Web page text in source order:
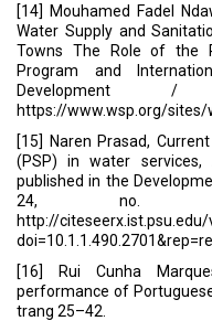
[14] Mouhamed Fadel
Water Supply and
Towns The Role of the
Program and
Development
https://www.wsp.org/sites/
[15] Naren Prasad,
(PSP) in water
published in the
24, no.
http://
[16] Rui Cunha
performance of
trang 25–42.